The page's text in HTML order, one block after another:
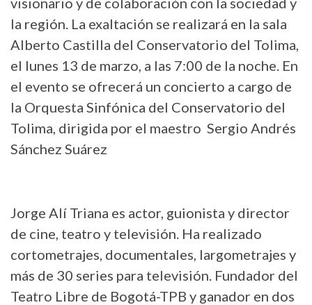
la región. La exaltación se realizará en la sala
Alberto Castilla del Conservatorio del Tolima,
el lunes 13 de marzo, a las 7:00 de la noche. En
el evento se ofrecerá un concierto a cargo de
la Orquesta Sinfónica del Conservatorio del
Tolima, dirigida por el maestro Sergio Andrés
Sánchez Suárez
Jorge Alí Triana es actor, guionista y director
de cine, teatro y televisión. Ha realizado
cortometrajes, documentales, largometrajes y
más de 30 series para televisión. Fundador del
Teatro Libre de Bogotá-TPB y ganador en dos